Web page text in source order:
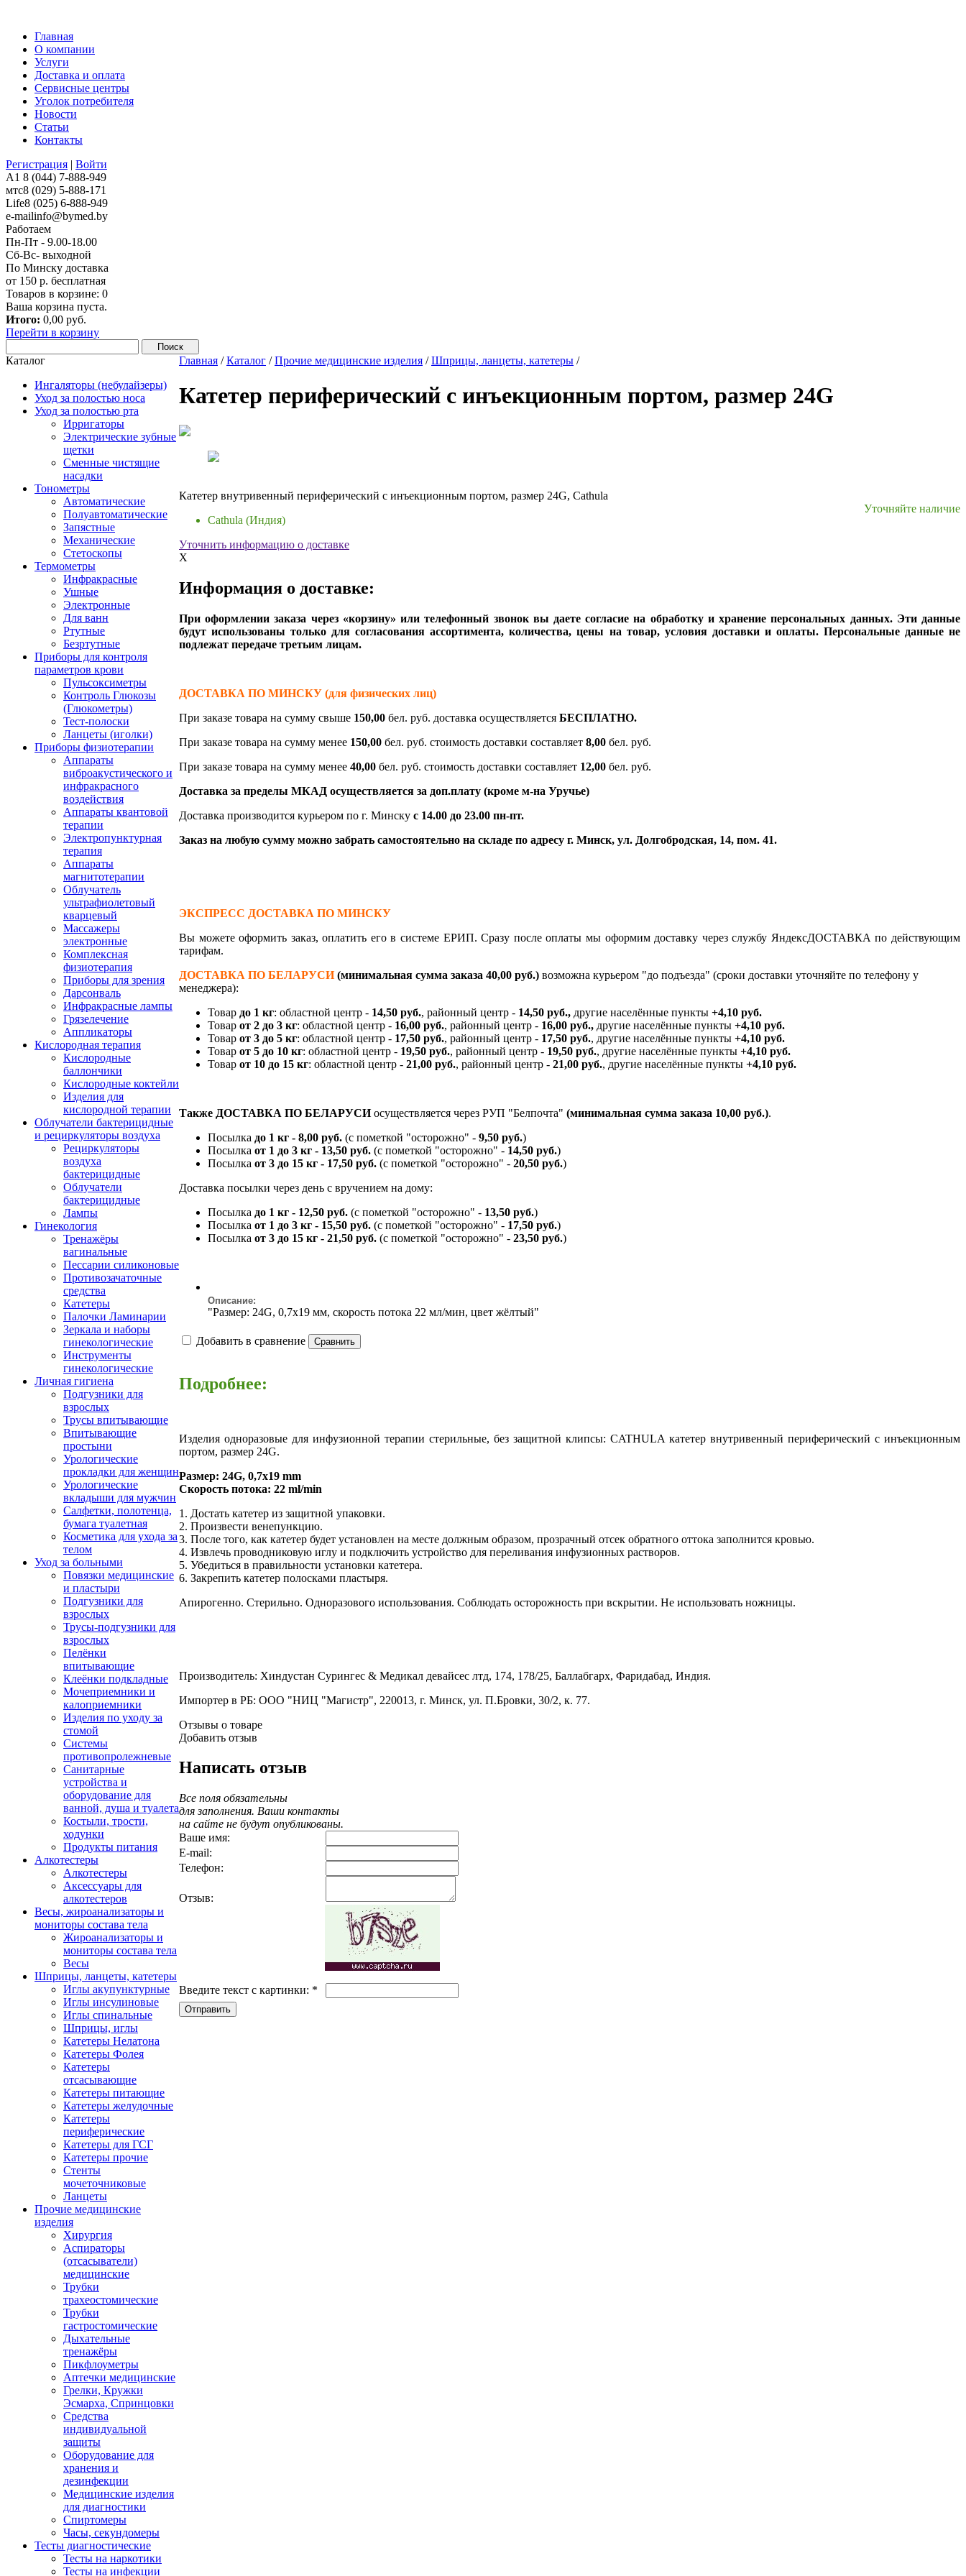
Главная
О компании
Услуги
Доставка и оплата
Сервисные центры
Уголок потребителя
Новости
Статьи
Контакты
Регистрация | Войти
A1 8 (044) 7-888-949
мтс8 (029) 5-888-171
Life8 (025) 6-888-949
e-mailinfo@bymed.by
Работаем
Пн-Пт - 9.00-18.00
Сб-Вс- выходной
По Минску доставка
от 150 р. бесплатная
Товаров в корзине: 0
Ваша корзина пуста.
Итого: 0,00 руб.
Перейти в корзину
Каталог
Ингаляторы (небулайзеры)
Уход за полостью носа
Уход за полостью рта
Ирригаторы
Электрические зубные
щетки
Сменные чистящие
насадки
Тонометры
Автоматические
Полуавтоматические
Запястные
Механические
Стетоскопы
Термометры
Инфракрасные
Ушные
Электронные
Для ванн
Ртутные
Безртутные
Приборы для контроля
параметров крови
Пульсоксиметры
Контроль Глюкозы
(Глюкометры)
Тест-полоски
Ланцеты (иголки)
Приборы физиотерапии
Аппараты
виброакустического и
инфракрасного
воздействия
Аппараты квантовой
терапии
Электропунктурная
терапия
Аппараты
магнитотерапии
Облучатель
ультрафиолетовый
кварцевый
Массажеры
электронные
Комплексная
физиотерапия
Приборы для зрения
Дарсонваль
Инфракрасные лампы
Грязелечение
Аппликаторы
Кислородная терапия
Кислородные
баллончики
Кислородные коктейли
Изделия для
кислородной терапии
Облучатели бактерицидные
и рециркуляторы воздуха
Рециркуляторы
воздуха
бактерицидные
Облучатели
бактерицидные
Лампы
Гинекология
Тренажёры
вагинальные
Пессарии силиконовые
Противозачаточные
средства
Катетеры
Палочки Ламинарии
Зеркала и наборы
гинекологические
Инструменты
гинекологические
Личная гигиена
Подгузники для
взрослых
Трусы впитывающие
Впитывающие
простыни
Урологические
прокладки для женщин
Урологические
вкладыши для мужчин
Салфетки, полотенца,
бумага туалетная
Косметика для ухода за
телом
Уход за больными
Повязки медицинские
и пластыри
Подгузники для
взрослых
Трусы-подгузники для
взрослых
Пелёнки
впитывающие
Клеёнки подкладные
Мочеприемники и
калоприемники
Изделия по уходу за
стомой
Системы
противопролежневые
Санитарные
устройства и
оборудование для
ванной, душа и туалета
Костыли, трости,
ходунки
Продукты питания
Алкотестеры
Алкотестеры
Аксессуары для
алкотестеров
Весы, жироанализаторы и
мониторы состава тела
Жироанализаторы и
мониторы состава тела
Весы
Шприцы, ланцеты, катетеры
Иглы акупунктурные
Иглы инсулиновые
Иглы спинальные
Шприцы, иглы
Катетеры Нелатона
Катетеры Фолея
Катетеры
отсасывающие
Катетеры питающие
Катетеры желудочные
Катетеры
периферические
Катетеры для ГСГ
Катетеры прочие
Стенты
мочеточниковые
Ланцеты
Прочие медицинские
изделия
Хирургия
Аспираторы
(отсасыватели)
медицинские
Трубки
трахеостомические
Трубки
гастростомические
Дыхательные
тренажёры
Пикфлоуметры
Аптечки медицинские
Грелки, Кружки
Эсмарха, Спринцовки
Средства
индивидуальной
защиты
Оборудование для
хранения и
дезинфекции
Медицинские изделия
для диагностики
Спиртомеры
Часы, секундомеры
Тесты диагностические
Тесты на наркотики
Тесты на инфекции
Главная /Каталог /Прочие медицинские изделия /Шприцы, ланцеты, катетеры /
Катетер периферический с инъекционным портом, размер 24G
Катетер внутривенный периферический с инъекционным портом, размер 24G, Cathula
Уточняйте наличие
Cathula (Индия)
Уточнить информацию о доставке
X
Информация о доставке:
При оформлении заказа через «корзину» или телефонный звонок вы даете согласие на обработку и хранение персональных данных. Эти данные
будут использованы только для согласования ассортимента, количества, цены на товар, условия доставки и оплаты. Персональные данные не
подлежат передаче третьим лицам.
ДОСТАВКА ПО МИНСКУ (для физических лиц)
При заказе товара на сумму свыше 150,00 бел. руб. доставка осуществляется БЕСПЛАТНО.
При заказе товара на сумму менее 150,00 бел. руб. стоимость доставки составляет 8,00 бел. руб.
При заказе товара на сумму менее 40,00 бел. руб. стоимость доставки составляет 12,00 бел. руб.
Доставка за пределы МКАД осуществляется за доп.плату (кроме м-на Уручье)
Доставка производится курьером по г. Минску с 14.00 до 23.00 пн-пт.
Заказ на любую сумму можно забрать самостоятельно на складе по адресу г. Минск, ул. Долгобродская, 14, пом. 41.
ЭКСПРЕСС ДОСТАВКА ПО МИНСКУ
Вы можете оформить заказ, оплатить его в системе ЕРИП. Сразу после оплаты мы оформим доставку через службу ЯндексДОСТАВКА по действующим
тарифам.
ДОСТАВКА ПО БЕЛАРУСИ (минимальная сумма заказа 40,00 руб.) возможна курьером "до подъезда" (сроки доставки уточняйте по телефону у
менеджера):
Товар до 1 кг: областной центр - 14,50 руб., районный центр - 14,50 руб., другие населённые пункты +4,10 руб.
Товар от 2 до 3 кг: областной центр - 16,00 руб., районный центр - 16,00 руб., другие населённые пункты +4,10 руб.
Товар от 3 до 5 кг: областной центр - 17,50 руб., районный центр - 17,50 руб., другие населённые пункты +4,10 руб.
Товар от 5 до 10 кг: областной центр - 19,50 руб., районный центр - 19,50 руб., другие населённые пункты +4,10 руб.
Товар от 10 до 15 кг: областной центр - 21,00 руб., районный центр - 21,00 руб., другие населённые пункты +4,10 руб.
Также ДОСТАВКА ПО БЕЛАРУСИосуществляется через РУП "Белпочта" (минимальная сумма заказа 10,00 руб.).
Посылка до 1 кг - 8,00 руб. (с пометкой "осторожно" - 9,50 руб.)
Посылка от 1 до 3 кг - 13,50 руб. (с пометкой "осторожно" - 14,50 руб.)
Посылка от 3 до 15 кг - 17,50 руб. (с пометкой "осторожно" - 20,50 руб.)
Доставка посылки через день с вручением на дому:
Посылка до 1 кг - 12,50 руб. (с пометкой "осторожно" - 13,50 руб.)
Посылка от 1 до 3 кг - 15,50 руб. (с пометкой "осторожно" - 17,50 руб.)
Посылка от 3 до 15 кг - 21,50 руб. (с пометкой "осторожно" - 23,50 руб.)
Описание:
"Размер: 24G, 0,7х19 мм, скорость потока 22 мл/мин, цвет жёлтый"
Добавить в сравнение
Подробнее:
Изделия одноразовые для инфузионной терапии стерильные, без защитной клипсы: CATHULA катетер внутривенный периферический с инъекционным
портом, размер 24G.
Размер: 24G, 0,7х19 mm
Скорость потока: 22 ml/min
1. Достать катетер из защитной упаковки.
2. Произвести венепункцию.
3. После того, как катетер будет установлен на месте должным образом, прозрачный отсек обратного оттока заполнится кровью.
4. Извлечь проводниковую иглу и подключить устройство для переливания инфузионных растворов.
5. Убедиться в правильности установки катетера.
6. Закрепить катетер полосками пластыря.
Апирогенно. Стерильно. Одноразового использования. Соблюдать осторожность при вскрытии. Не использовать ножницы.
Производитель: Хиндустан Сурингес & Медикал девайсес лтд, 174, 178/25, Баллабгарх, Фаридабад, Индия.
Импортер в РБ: ООО "НИЦ "Магистр", 220013, г. Минск, ул. П.Бровки, 30/2, к. 77.
Отзывы о товаре
Добавить отзыв
Написать отзыв
Все поля обязательны
для заполнения. Ваши контакты
на сайте не будут опубликованы.
Ваше имя:
E-mail:
Телефон:
Отзыв:
Введите текст с картинки: *